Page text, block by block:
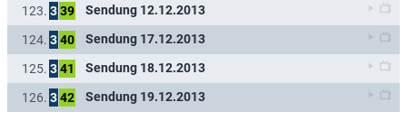
123. 339 Sendung 12.12.2013
124. 340 Sendung 17.12.2013
125. 341 Sendung 18.12.2013
126. 342 Sendung 19.12.2013